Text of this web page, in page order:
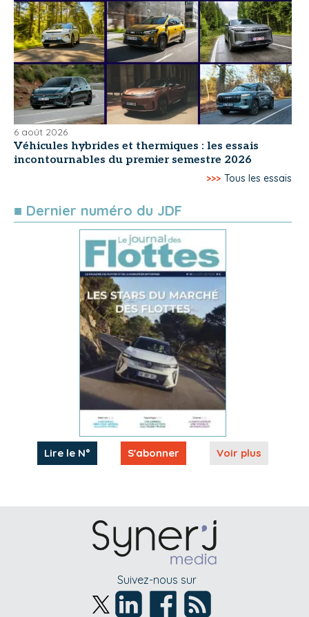
6 août 2026
Véhicules hybrides et thermiques : les essais
incontournables du premier semestre 2026
>>> Tous les essais
■ Dernier numéro du JDF
Lire le N° S'abonner Voir plus
Suivez-nous sur